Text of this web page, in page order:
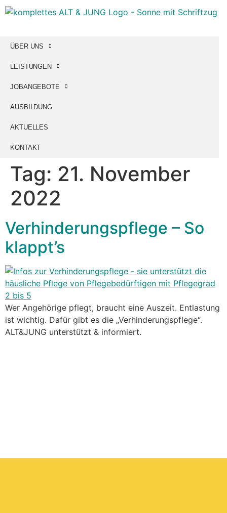
ÜBER UNS
LEISTUNGEN
JOBANGEBOTE
AUSBILDUNG
AKTUELLES
KONTAKT
Tag: 21. November
2022
Verhinderungspflege – So
klappt’s
Wer Angehörige pflegt, braucht eine Auszeit. Entlastung
ist wichtig. Dafür gibt es die „Verhinderungspflege“.
ALT&JUNG unterstützt & informiert.